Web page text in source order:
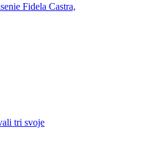
Fidela Castra,
tri svoje